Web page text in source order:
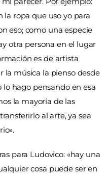
la ropa que uso yo para
eso; como una especie
otra persona en el lugar
es de artista
la música la pienso desde
lo hago pensando en esa
la mayoría de las
al arte, ya sea
para Ludovico: «hay una
cosa puede ser en